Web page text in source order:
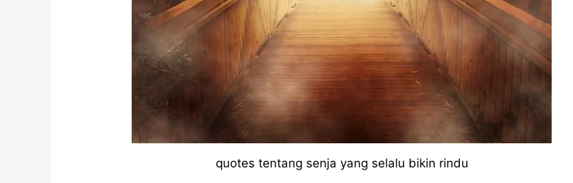
quotes tentang senja yang selalu bikin rindu